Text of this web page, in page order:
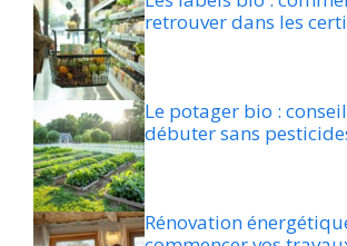
retrouver dans les
Le potager bio :
débuter sans
Rénovation